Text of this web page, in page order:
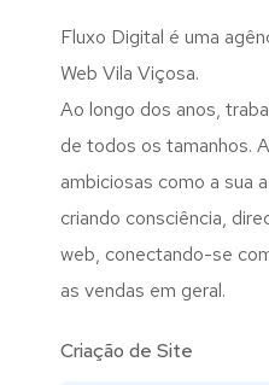
Fluxo Digital é uma
Web Vila Viçosa.
Ao longo dos anos,
de todos os tamanhos.
ambiciosas como a sua
criando consciência,
web, conectando-se
as vendas em geral.
Criação de Site